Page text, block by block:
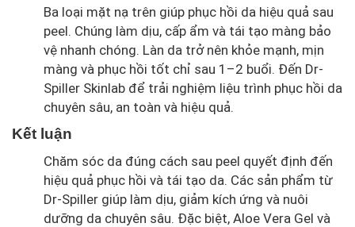
Ba loại mặt nạ trên giúp phục hồi da hiệu quả sau
peel. Chúng làm dịu, cấp ẩm và tái tạo màng bảo
vệ nhanh chóng. Làn da trở nên khỏe mạnh, mịn
màng và phục hồi tốt chỉ sau 1–2 buổi. Đến Dr-
Spiller Skinlab để trải nghiệm liệu trình phục hồi da
chuyên sâu, an toàn và hiệu quả.
Kết luận
Chăm sóc da đúng cách sau peel quyết định đến
hiệu quả phục hồi và tái tạo da. Các sản phẩm từ
Dr-Spiller giúp làm dịu, giảm kích ứng và nuôi
dưỡng da chuyên sâu. Đặc biệt, Aloe Vera Gel và